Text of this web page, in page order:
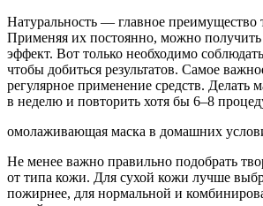
Натуральность — главное преимущество
Применяя их постоянно, можно
эффект. Вот только необходимо
чтобы добиться результатов. Самое
регулярное применение средств. Делать
в неделю и повторить хотя бы 6–8
омолаживающая маска в домашних
Не менее важно правильно подобрать
от типа кожи. Для сухой кожи лучше
пожирнее, для нормальной и